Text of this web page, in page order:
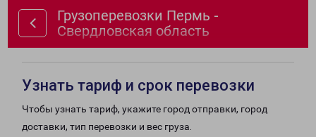
Грузоперевозки Пермь -
Свердловская область
Узнать тариф и срок перевозки
Чтобы узнать тариф, укажите город отправки, город
доставки, тип перевозки и вес груза.